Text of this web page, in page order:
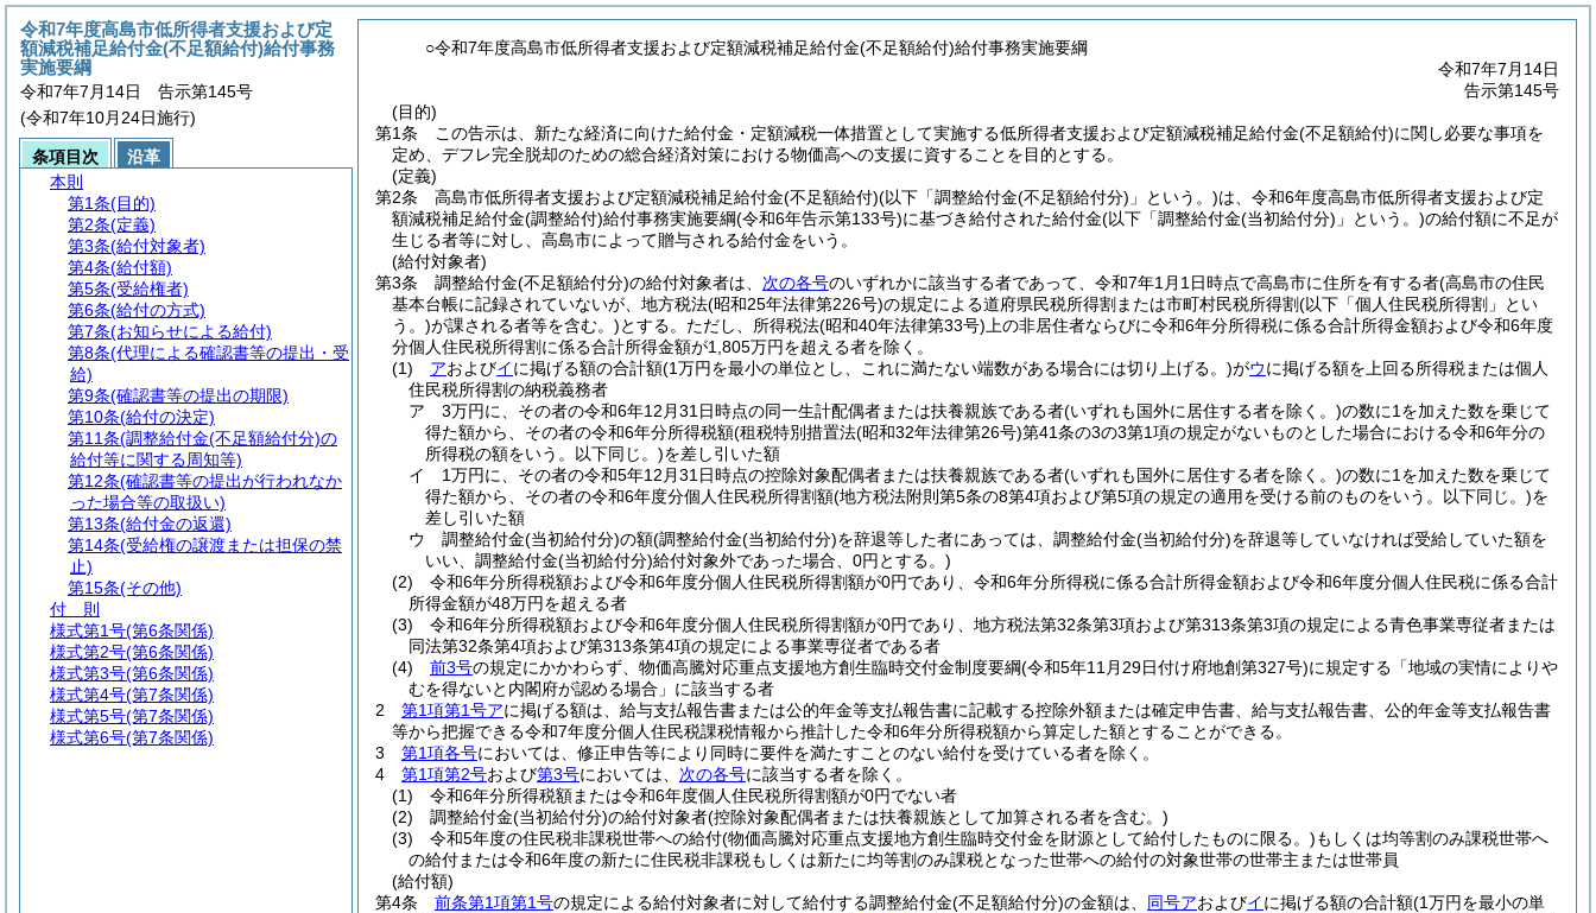
○令和7年度高島市低所得者支援および定額減税補足給付金(不足額給付)給付事務実施要綱
令和7年7月14日
告示第145号
(目的)
第1条
この告示は、新たな経済に向けた給付金・定額減税一体措置として実施する低所得者支援および定額減税補足給付金(不足額給付)に関し必要な事項を
定め、デフレ完全脱却のための総合経済対策における物価高への支援に資することを目的とする。
(定義)
第2条
高島市低所得者支援および定額減税補足給付金(不足額給付)(以下「調整給付金(不足額給付分) 」という。)は、令和6年度高島市低所得者支援および定
額減税補足給付金(調整給付)給付事務実施要綱(令和6年告示第133号)に基づき給付された給付金(以下「調整給付金(当初給付分) 」という。)の給付額に不足が
生じる者等に対し、高島市によって贈与される給付金をいう。
(給付対象者)
第3条
調整給付金(不足額給付分)の給付対象者は、 次の各号のいずれかに該当する者であって、令和7年1月1日時点で高島市に住所を有する者(高島市の住民
基本台帳に記録されていないが、地方税法(昭和25年法律第226号)の規定による道府県民税所得割または市町村民税所得割(以下「個人住民税所得割」とい
う。)が課される者等を含む。)とする。 ただし、所得税法(昭和40年法律第33号) 上の非居住者ならびに令和6年分所得税に係る合計所得金額および令和6年度
分個人住民税所得割に係る合計所得金額が1,805万円を超える者を除く。
(1)
アおよびイに掲げる額の合計額(1万円を最小の単位とし、これに満たない端数がある場合には切り上げる。)がウに掲げる額を上回る所得税または個人
住民税所得割の納税義務者
ア
3万円に、その者の令和6年12月31日時点の同一生計配偶者または扶養親族である者(いずれも国外に居住する者を除く。)の数に1を加えた数を乗じて
得た額から、その者の令和6年分所得税額(租税特別措置法(昭和32年法律第26号)第41条の3の3第1項の規定がないものとした場合における令和6年分の
所得税の額をいう。以下同じ。)を差し引いた額
イ
1万円に、その者の令和5年12月31日時点の控除対象配偶者または扶養親族である者(いずれも国外に居住する者を除く。)の数に1を加えた数を乗じて
得た額から、その者の令和6年度分個人住民税所得割額(地方税法附則第5条の8第4項および第5項の規定の適用を受ける前のものをいう。以下同じ。)を
差し引いた額
ウ
調整給付金(当初給付分)の額(調整給付金(当初給付分)を辞退等した者にあっては、調整給付金(当初給付分)を辞退等していなければ受給していた額を
いい、調整給付金(当初給付分)給付対象外であった場合、0円とする。)
(2)
令和6年分所得税額および令和6年度分個人住民税所得割額が0円であり、令和6年分所得税に係る合計所得金額および令和6年度分個人住民税に係る合計
所得金額が48万円を超える者
(3)
令和6年分所得税額および令和6年度分個人住民税所得割額が0円であり、地方税法第32条第3項および第313条第3項の規定による青色事業専従者または
同法第32条第4項および第313条第4項の規定による事業専従者である者
(4)
前3号の規定にかかわらず、物価高騰対応重点支援地方創生臨時交付金制度要綱(令和5年11月29日付け府地創第327号)に規定する「地域の実情によりや
むを得ないと内閣府が認める場合」に該当する者
2
第1項第1号アに掲げる額は、給与支払報告書または公的年金等支払報告書に記載する控除外額または確定申告書、給与支払報告書、公的年金等支払報告書
等から把握できる令和7年度分個人住民税課税情報から推計した令和6年分所得税額から算定した額とすることができる。
3
第1項各号においては、修正申告等により同時に要件を満たすことのない給付を受けている者を除く。
4
第1項第2号および第3号においては、 次の各号に該当する者を除く。
(1)
令和6年分所得税額または令和6年度個人住民税所得割額が0円でない者
(2)
調整給付金(当初給付分)の給付対象者(控除対象配偶者または扶養親族として加算される者を含む。)
(3)
令和5年度の住民税非課税世帯への給付(物価高騰対応重点支援地方創生臨時交付金を財源として給付したものに限る。)もしくは均等割のみ課税世帯へ
の給付または令和6年度の新たに住民税非課税もしくは新たに均等割のみ課税となった世帯への給付の対象世帯の世帯主または世帯員
(給付額)
第4条
前条第1項第1号の規定による給付対象者に対して給付する調整給付金(不足額給付分)の金額は、 同号アおよびイに掲げる額の合計額(1万円を最小の単
令和7年度高島市低所得者支援および定
額減税補足給付金(不足額給付)給付事務
実施要綱
令和7年7月14日 告示第145号
(令和7年10月24日施行)
条項目次
沿革
本則
第1条(目的)
第2条(定義)
第3条(給付対象者)
第4条(給付額)
第5条(受給権者)
第6条(給付の方式)
第7条(お知らせによる給付)
第8条(代理による確認書等の提出・受
給)
第9条(確認書等の提出の期限)
第10条(給付の決定)
第11条(調整給付金(不足額給付分)の
給付等に関する周知等)
第12条(確認書等の提出が行われなか
った場合等の取扱い)
第13条(給付金の返還)
第14条(受給権の譲渡または担保の禁
止)
第15条(その他)
付 則
様式第1号(第6条関係)
様式第2号(第6条関係)
様式第3号(第6条関係)
様式第4号(第7条関係)
様式第5号(第7条関係)
様式第6号(第7条関係)